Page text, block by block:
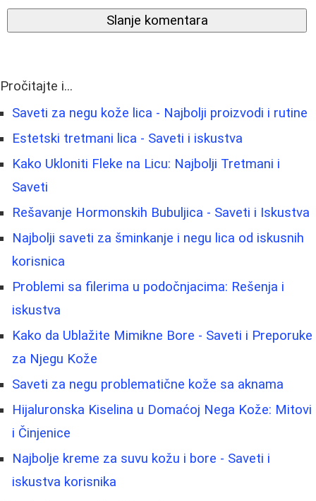
Slanje komentara
Pročitajte i...
Saveti za negu kože lica - Najbolji proizvodi i rutine
Estetski tretmani lica - Saveti i iskustva
Kako Ukloniti Fleke na Licu: Najbolji Tretmani i
Saveti
Rešavanje Hormonskih Bubuljica - Saveti i Iskustva
Najbolji saveti za šminkanje i negu lica od iskusnih
korisnica
Problemi sa filerima u podočnjacima: Rešenja i
iskustva
Kako da Ublažite Mimikne Bore - Saveti i Preporuke
za Njegu Kože
Saveti za negu problematične kože sa aknama
Hijaluronska Kiselina u Domaćoj Nega Kože: Mitovi
i Činjenice
Najbolje kreme za suvu kožu i bore - Saveti i
iskustva korisnika